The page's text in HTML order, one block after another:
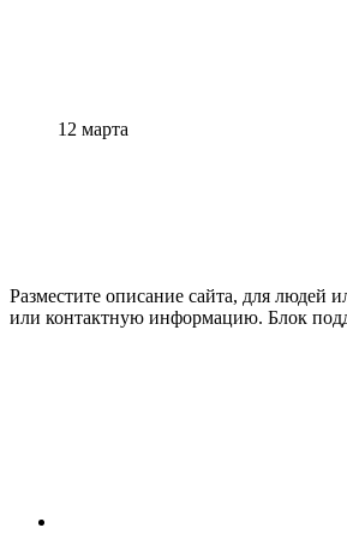
12 марта
Разместите описание сайта, для людей
или контактную информацию. Блок